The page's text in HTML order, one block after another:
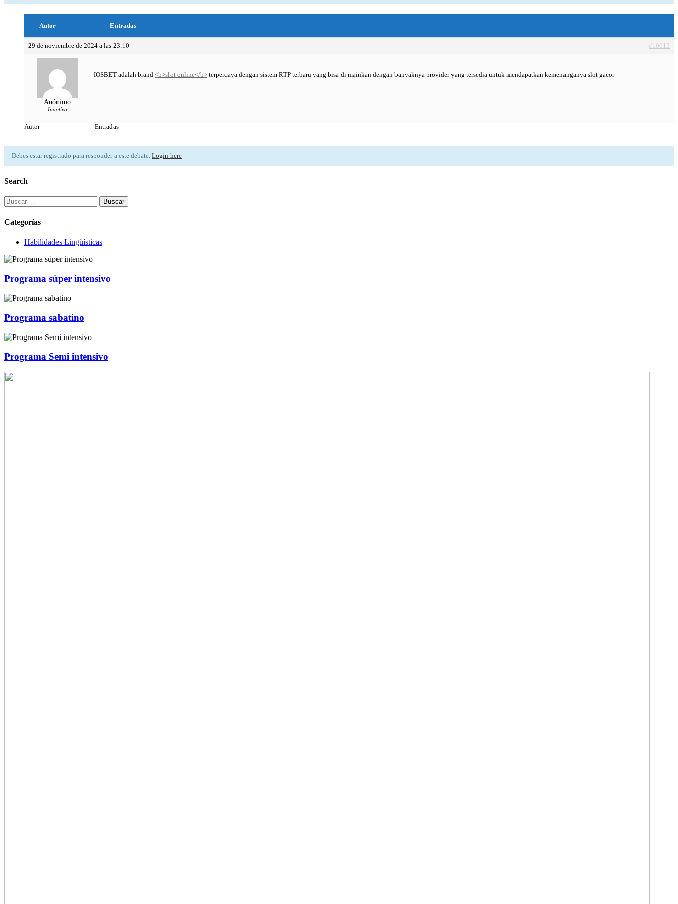
Autor Entradas
29 de noviembre de 2024 a las 23:10 #10613
Anónimo
Inactivo
IOSBET adalah brand <b>slot online</b> terpercaya dengan sistem RTP terbaru yang bisa di mainkan dengan banyaknya provider yang tersedia untuk mendapatkan kemenanganya slot gacor
Autor Entradas
Debes estar registrado para responder a este debate. Login here
Search
Buscar:
Categorías
Habilidades Lingüísticas
Programa súper intensivo
Programa sabatino
Programa Semi intensivo